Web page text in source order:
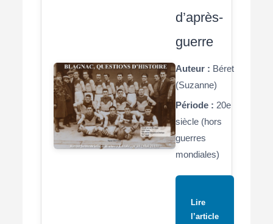
d’après-
guerre
Auteur : Béret
(Suzanne)
Période : 20e
siècle (hors
guerres
mondiales)
Lire
l’article